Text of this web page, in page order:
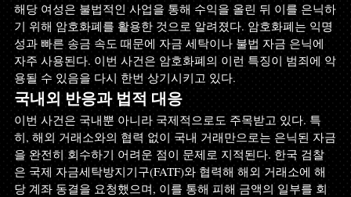
해당 여성은 불법적인 사업을 통해 수익을 올린 뒤 이를 은닉하
기 위해 암호화폐를 활용한 것으로 알려졌다. 암호화폐는 익명
성과 빠른 송금 속도 때문에 자금 세탁이나 불법 자금 은닉에
자주 사용된다. 이번 사건은 암호화폐의 이런 특징이 범죄에 악
용될 수 있음을 다시 한번 상기시키고 있다.
국내외 반응과 법적 대응
이번 사건은 국내뿐 아니라 국제적으로도 주목받고 있다. 특
히, 해외 거래소와의 협력 없이 국내 거래만으로는 은닉된 자금
을 완전히 회수하기 어려운 점이 문제로 지적된다. 한국 검찰
은 국제 자금세탁방지기구(FATF)와 협력해 해외 거래소에 해
당 계좌 동결을 요청했으며, 이를 통해 피해 금액의 일부를 회